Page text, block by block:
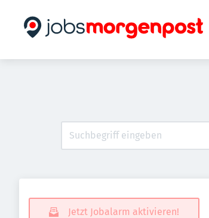
Jetzt Jobalarm aktivieren!